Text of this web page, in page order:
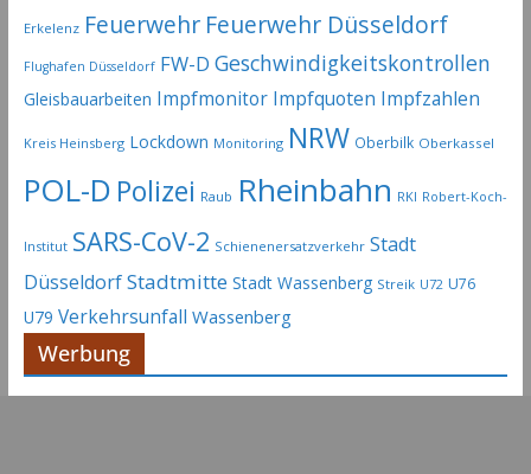
Erkelenz Feuerwehr Feuerwehr Düsseldorf
Flughafen Düsseldorf FW-D Geschwindigkeitskontrollen
Gleisbauarbeiten Impfmonitor Impfquoten Impfzahlen
Kreis Heinsberg Lockdown Monitoring NRW Oberbilk Oberkassel
POL-D Polizei Raub Rheinbahn RKI Robert-Koch-
Institut SARS-CoV-2 Schienenersatzverkehr Stadt
DüsseldorfStadtmitte Stadt Wassenberg Streik U72 U76
U79 Verkehrsunfall Wassenberg
Werbung